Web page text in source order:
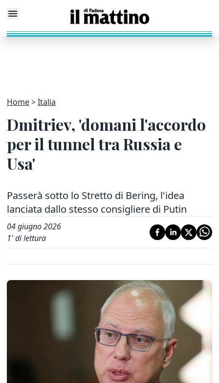
Home Italia
Dmitriev, 'domani l'accordo
per il tunnel tra Russia e
Usa'
Passerà sotto lo Stretto di Bering, l'idea
lanciata dallo stesso consigliere di Putin
04 giugno 2026
1' di lettura